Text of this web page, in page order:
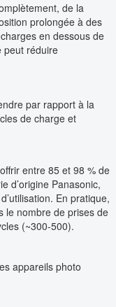
de la
prolongée à des
en dessous de
peut réduire
par rapport à la
de charge et
entre 85 et 98 % de
d’origine Panasonic,
En pratique,
le nombre de prises de
(~300-500).
appareils photo